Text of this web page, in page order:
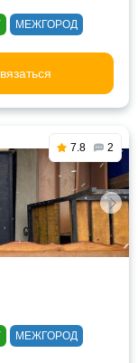
МЕЖГОРОД
7.8 2
МЕЖГОРОД